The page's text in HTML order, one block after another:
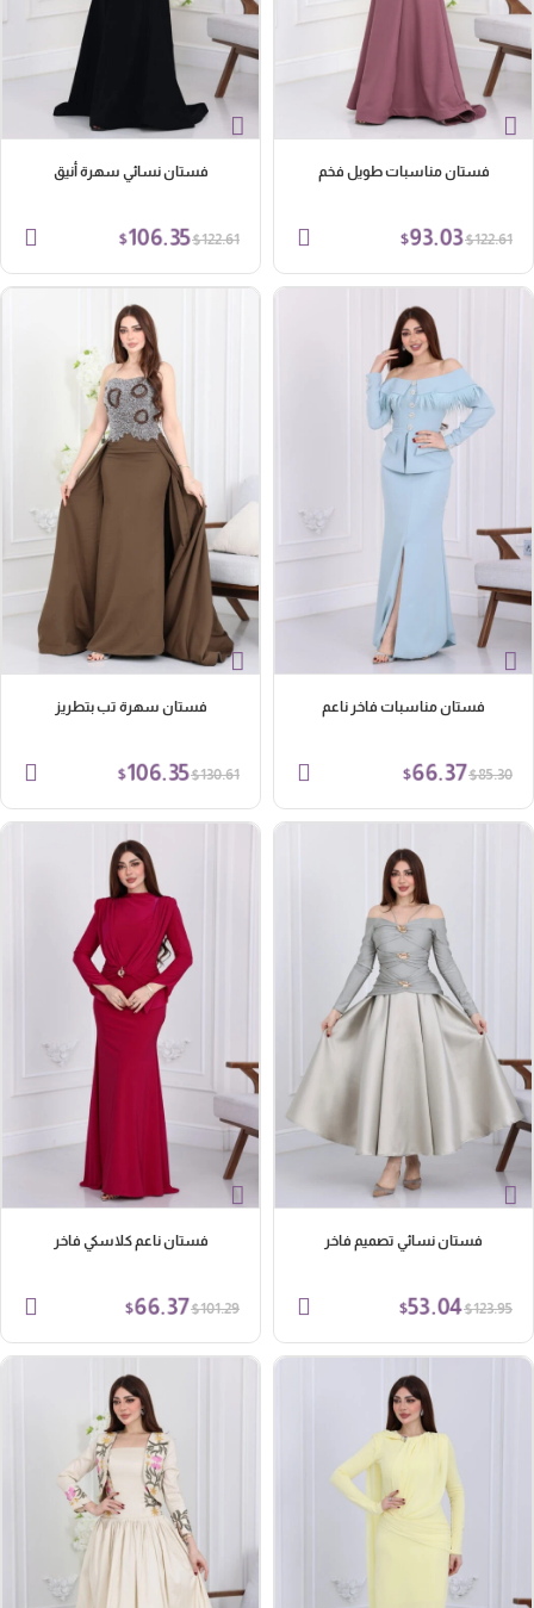
فستان مناسبات طويل فخم
$122.61
$93.03
فستان نسائي سهرة أنيق
$122.61
$106.35
فستان مناسبات فاخر ناعم
$85.30
$66.37
فستان سهرة تب بتطريز
$130.61
$106.35
فستان نسائي تصميم فاخر
$123.95
$53.04
فستان ناعم كلاسكي فاخر
$101.29
$66.37